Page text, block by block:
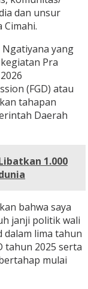
dan unsur
yang
Pra
(FGD) atau
tahapan
Daerah
1.000
bahwa saya
janji politik wali
dalam lima tahun
tahun 2025 serta
mulai